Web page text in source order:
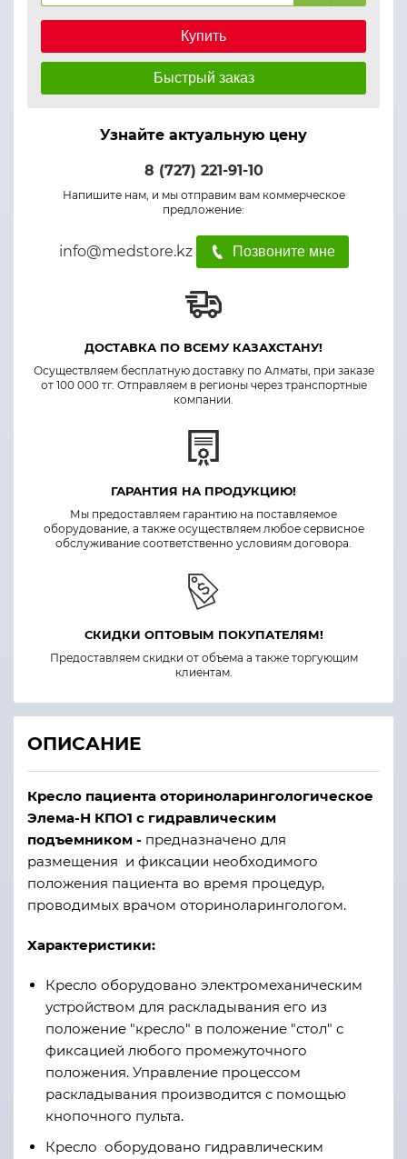
Купить
Быстрый заказ
Узнайте актуальную цену
8 (727) 221-91-10
Напишите нам, и мы отправим вам коммерческое
предложение:
info@medstore.kz Позвоните мне
ДОСТАВКА ПО ВСЕМУ КАЗАХСТАНУ!
Осуществляем бесплатную доставку по Алматы, при заказе
от 100 000 тг. Отправляем в регионы через транспортные
компании.
ГАРАНТИЯ НА ПРОДУКЦИЮ!
Мы предоставляем гарантию на поставляемое
оборудование, а также осуществляем любое сервисное
обслуживание соответственно условиям договора.
СКИДКИ ОПТОВЫМ ПОКУПАТЕЛЯМ!
Предоставляем скидки от объема а также торгующим
клиентам.
ОПИСАНИЕ
Кресло пациента оториноларингологическое
Элема-Н КПО1 с гидравлическим
подъемником - предназначено для
размещения и фиксации необходимого
положения пациента во время процедур,
проводимых врачом оториноларингологом.
Характеристики:
Кресло оборудовано электромеханическим
устройством для раскладывания его из
положение "кресло" в положение "стол" с
фиксацией любого промежуточного
положения. Управление процессом
раскладывания производится с помощью
кнопочного пульта.
Кресло оборудовано гидравлическим